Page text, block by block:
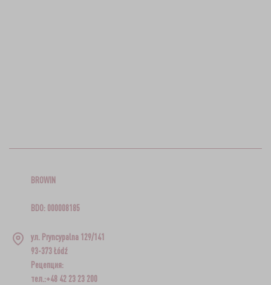
BROWIN
BDO: 000008185
ул. Pryncypalna 129/141
93-373 Łódź
Рецепция:
тел.:+48 42 23 23 200